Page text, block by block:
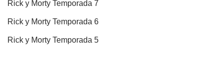
Rick y Morty Temporada 7
Rick y Morty Temporada 6
Rick y Morty Temporada 5